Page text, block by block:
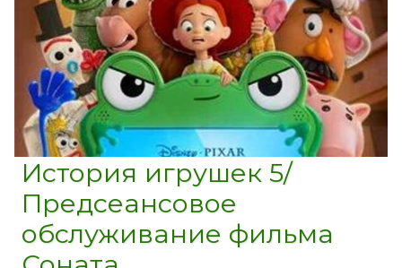
История игрушек 5/
Предсеансовое
обслуживание фильма